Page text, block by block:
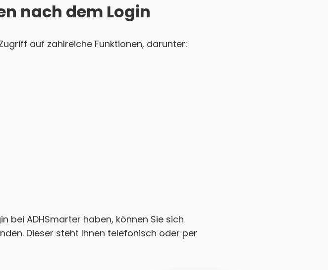
nach dem Login
auf zahlreiche Funktionen, darunter:
bei ADHSmarter haben, können Sie sich
Dieser steht Ihnen telefonisch oder per